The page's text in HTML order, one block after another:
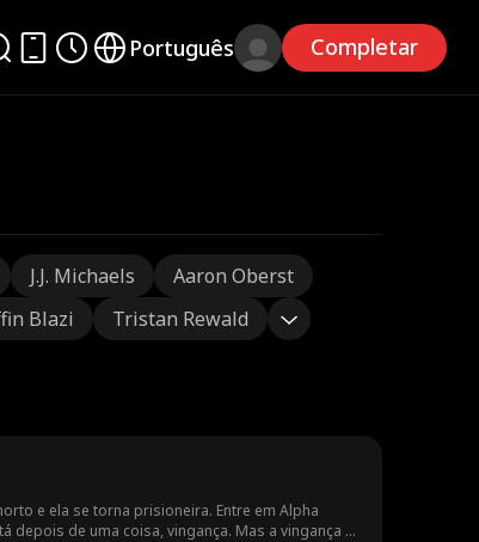
Português Completar
J.J. Michaels
Aaron Oberst
Blazi Tristan Rewald
e ela se torna prisioneira. Entre em Alpha
depois de uma coisa, vingança. Mas a vingança é